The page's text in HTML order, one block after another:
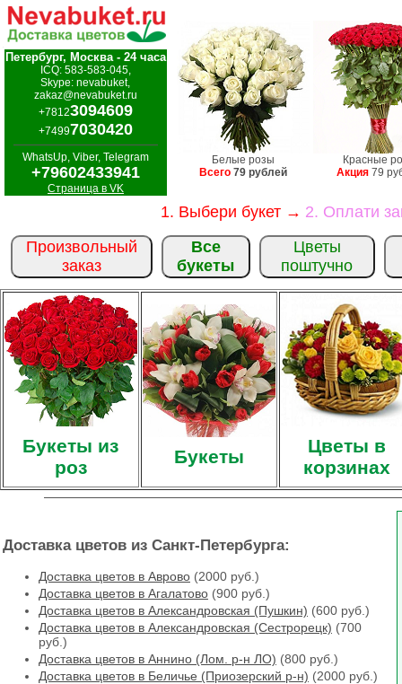
Петербург, Москва - 24 часа
ICQ: 583-583-045,
Skype: nevabuket,
zakaz@nevabuket.ru
+78123094609
+74997030420
WhatsUp, Viber, Telegram
+79602433941
Страница в VK
Белые розы
Всего 79 рублей
Красные
Акция 79
1. Выбери букет → 2. Оплати
Произвольный
заказ
Все
букеты
Цветы
поштучно
Букеты из
роз
Букеты
Цветы в
корзинах
Доставка цветов из Санкт-Петербурга:
Доставка цветов в Аврово (2000 руб.)
Доставка цветов в Агалатово (900 руб.)
Доставка цветов в Александровская (Пушкин) (600 руб.)
Доставка цветов в Александровская (Сестрорецк) (700
руб.)
Доставка цветов в Аннино (Лом. р-н ЛО) (800 руб.)
Доставка цветов в Беличье (Приозерский р-н) (2000 руб.)